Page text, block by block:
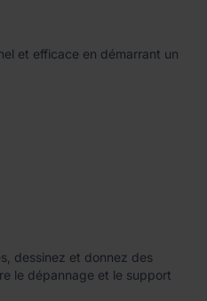
et efficace en démarrant un
dessinez et donnez des
le dépannage et le support